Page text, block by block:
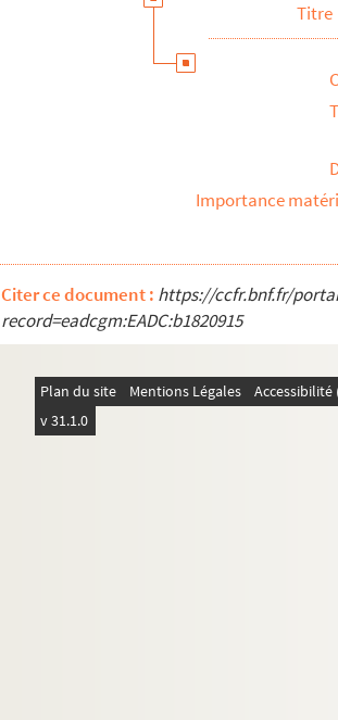
8-MS-FS-17-0659. Tobeen
4-MS-FS-17-1074. Tzara, Tristan
8-MS-FS-17-0666. Ungaretti, Giuseppe
4-MS-FS-17-1076. Vaché, Jacques
Vallette, Alfred
Titre
Importance
Citer ce document : https://ccfr.bnf.fr/
record=eadcgm:EADC:b1820915
Plan du site Mentions Légales
v 31.1.0